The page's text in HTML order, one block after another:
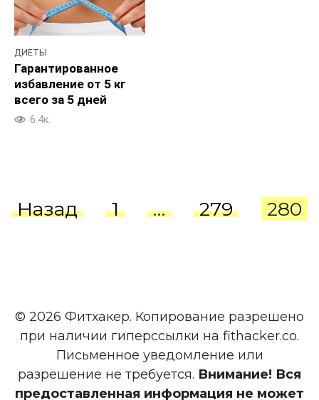
ДИЕТЫ
Гарантированное
избавление от 5 кг
всего за 5 дней
6.4к.
Пагинация
Назад 1 … 279 280
© 2026 Фитхакер. Копирование разрешено
при наличии гиперссылки на fithacker.co.
Письменное уведомление или
разрешение не требуется. Внимание! Вся
предоставленная информация не может